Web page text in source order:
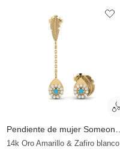
14k Oro Amarillo & Zafiro blanco